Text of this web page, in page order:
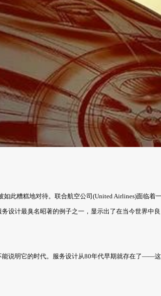
此糟糕地对待。联合航空公司(United Airlines)面临着
设计最臭名昭著的例子之一，显示出了在当今世界中良
能说明它的时代。服务设计从80年代早期就存在了——这